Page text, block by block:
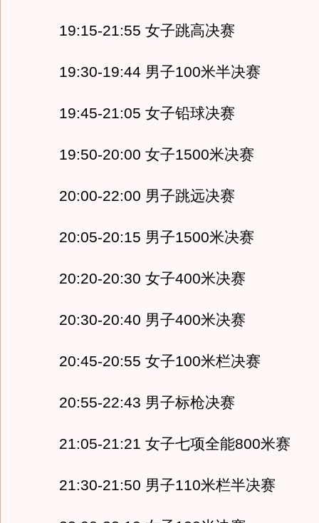
19:15-21:55 女子跳高决赛
19:30-19:44 男子100米半决赛
19:45-21:05 女子铅球决赛
19:50-20:00 女子1500米决赛
20:00-22:00 男子跳远决赛
20:05-20:15 男子1500米决赛
20:20-20:30 女子400米决赛
20:30-20:40 男子400米决赛
20:45-20:55 女子100米栏决赛
20:55-22:43 男子标枪决赛
21:05-21:21 女子七项全能800米赛
21:30-21:50 男子110米栏半决赛